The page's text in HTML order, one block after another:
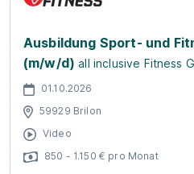
Ausbildung Sport- und
(m/w/d) all inclusive Fitness
01.10.2026
59929 Brilon
Video
850 - 1.150 € pro Monat